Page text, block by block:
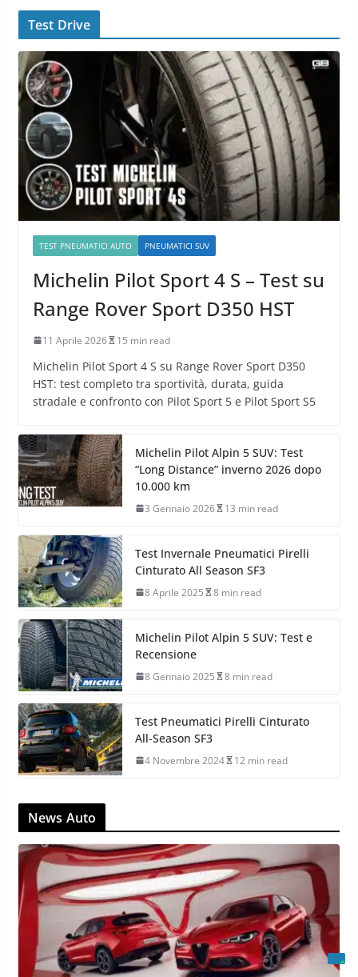
Test Drive
TEST PNEUMATICI AUTO PNEUMATICI SUV
Michelin Pilot Sport 4 S – Test su
Range Rover Sport D350 HST
11 Aprile 2026 15 min read
Michelin Pilot Sport 4 S su Range Rover Sport D350
HST: test completo tra sportività, durata, guida
stradale e confronto con Pilot Sport 5 e Pilot Sport S5
Michelin Pilot Alpin 5 SUV: Test
“Long Distance” inverno 2026 dopo
10.000 km
3 Gennaio 2026 13 min read
Test Invernale Pneumatici Pirelli
Cinturato All Season SF3
8 Aprile 2025 8 min read
Michelin Pilot Alpin 5 SUV: Test e
Recensione
8 Gennaio 2025 8 min read
Test Pneumatici Pirelli Cinturato
All-Season SF3
4 Novembre 2024 12 min read
News Auto